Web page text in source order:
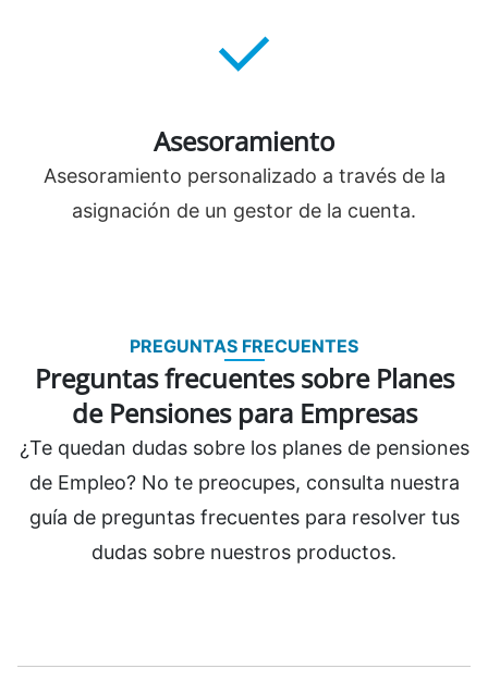
Asesoramiento
Asesoramiento personalizado a través de la
asignación de un gestor de la cuenta.
PREGUNTAS FRECUENTES
Preguntas frecuentes sobre Planes
de Pensiones para Empresas
¿Te quedan dudas sobre los planes de pensiones
de Empleo? No te preocupes, consulta nuestra
guía de preguntas frecuentes para resolver tus
dudas sobre nuestros productos.